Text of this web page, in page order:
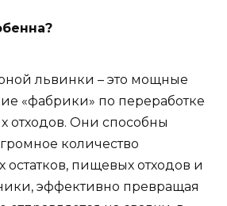
львинки – это мощные
«фабрики» по переработке
отходов. Они способны
количество
остатков, пищевых отходов и
эффективно превращая